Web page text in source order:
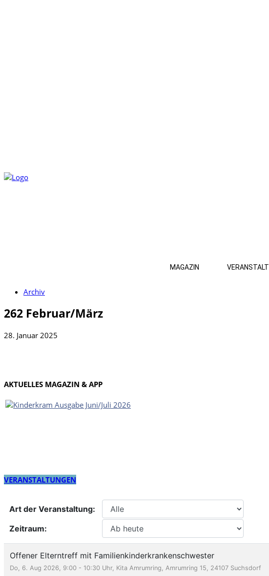
MAGAZIN
Archiv
262 Februar/März
28. Januar 2025
AKTUELLES MAGAZIN & APP
VERANSTALTUNGEN